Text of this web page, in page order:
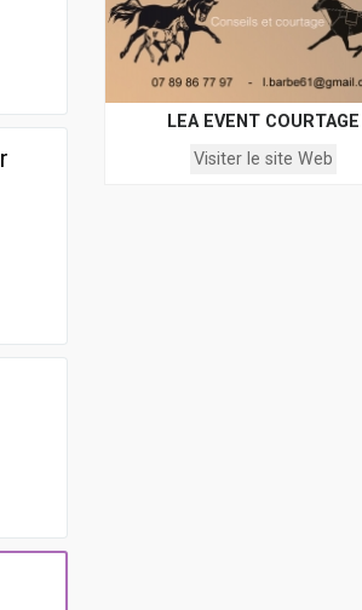
LEA EVENT COURTAGE
Visiter le site Web